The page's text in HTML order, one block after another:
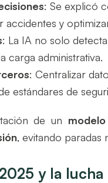
: Se explicó
y
: La IA no solo
carga administrativa.
: Centralizar
estándares de
de un
, evitando paradas
y la